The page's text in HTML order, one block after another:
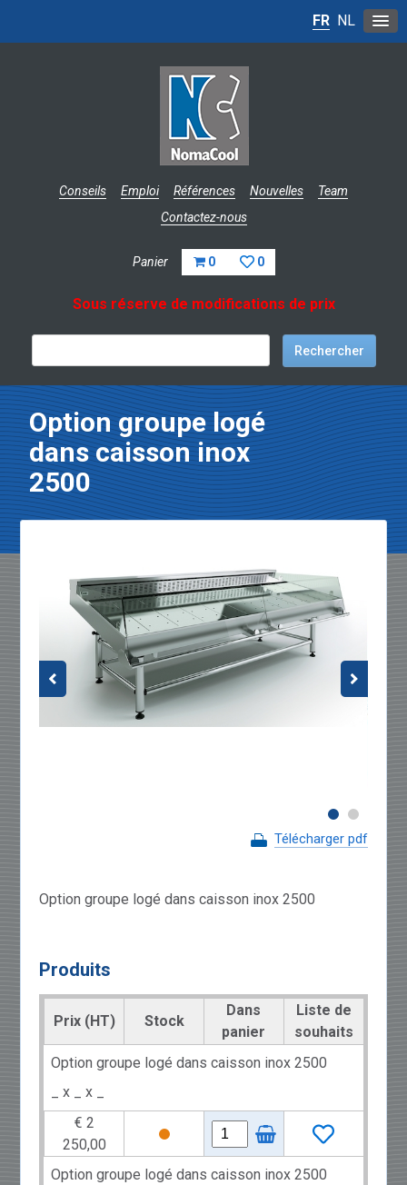
Conseils Emploi Références Nouvelles
Team
Contactez-nous
Panier 0 0
FR NL
Sous réserve de modifications de prix
Option groupe logé
dans caisson inox
2500
Télécharger pdf
Option groupe logé dans caisson inox 2500
Produits
Prix (HT) Stock
Dans
panier
Liste de
souhaits
Option groupe logé dans caisson inox 2500
_ x _ x _
€ 2
250,00
Option groupe logé dans caisson inox 2500